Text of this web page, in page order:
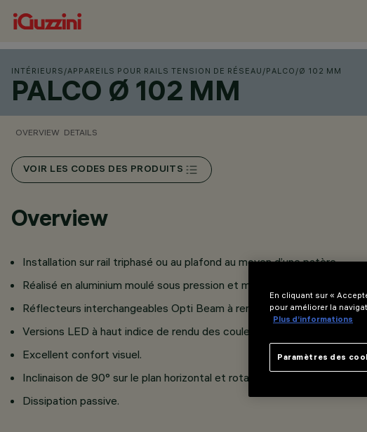
INTÉRIEURS /APPAREILS POUR RAILS TENSION DE RÉSEAU /PALCO /Ø 102 MM
PALCO Ø 102 MM
OVERVIEW DETAILS
VOIR LES CODES DES PRODUITS
Overview
Installation sur rail triphasé ou au plafond au moyen d’une patère.
Réalisé en aluminium moulé sous pression et matière thermoplastique.
Réflecteurs interchangeables Opti Beam à rendement lumineux
Versions LED à haut indice de rendu des couleurs.
Excellent confort visuel.
Inclinaison de 90° sur le plan horizontal et rotation de 360° autour de
Dissipation passive.
En cliquant sur «
pour améliorer la
Plus d’informations
Paramètres des